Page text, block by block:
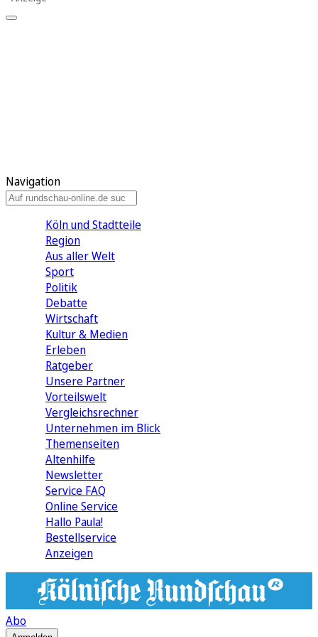
Navigation
Köln und Stadtteile
Region
Aus aller Welt
Sport
Politik
Debatte
Wirtschaft
Kultur & Medien
Erleben
Ratgeber
Unsere Partner
Vorteilswelt
Vergleichsrechner
Unternehmen im Blick
Themenseiten
Altenhilfe
Newsletter
Service FAQ
Online Service
Hallo Paula!
Bestellservice
Anzeigen
Abo